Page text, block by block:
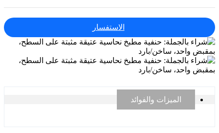
الاستفسار
الميزات والفوائد